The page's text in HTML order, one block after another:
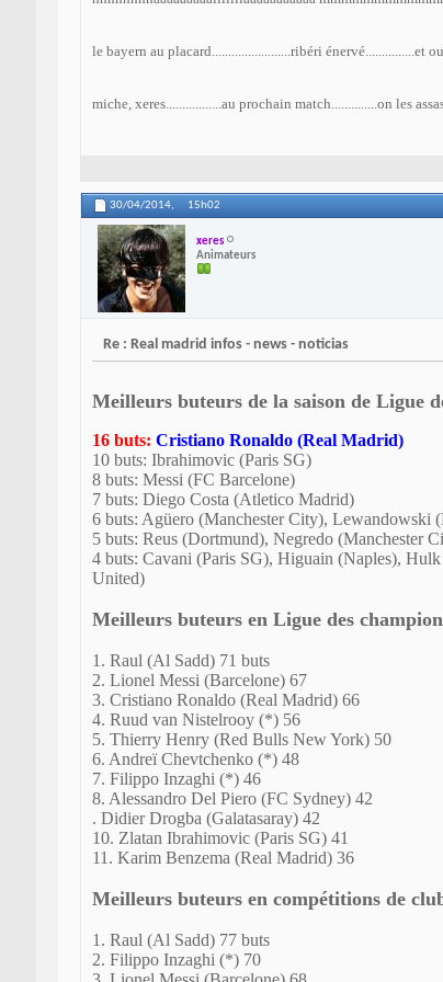
le bayern au placard........................ribéri énervé...............et
miche, xeres.................au prochain match..............on les
30/04/2014, 15h02
xeres
Animateurs
Re : Real madrid infos - news - noticias
Meilleurs buteurs de la saison de Ligue
16 buts: Cristiano Ronaldo (Real Madrid)
10 buts: Ibrahimovic (Paris SG)
8 buts: Messi (FC Barcelone)
7 buts: Diego Costa (Atletico Madrid)
6 buts: Agüero (Manchester City), Lewandowski
5 buts: Reus (Dortmund), Negredo (Manchester
4 buts: Cavani (Paris SG), Higuain (Naples),
United)
Meilleurs buteurs en Ligue des
1. Raul (Al Sadd) 71 buts
2. Lionel Messi (Barcelone) 67
3. Cristiano Ronaldo (Real Madrid) 66
4. Ruud van Nistelrooy (*) 56
5. Thierry Henry (Red Bulls New York) 50
6. Andreï Chevtchenko (*) 48
7. Filippo Inzaghi (*) 46
8. Alessandro Del Piero (FC Sydney) 42
. Didier Drogba (Galatasaray) 42
10. Zlatan Ibrahimovic (Paris SG) 41
11. Karim Benzema (Real Madrid) 36
Meilleurs buteurs en compétitions de
1. Raul (Al Sadd) 77 buts
2. Filippo Inzaghi (*) 70